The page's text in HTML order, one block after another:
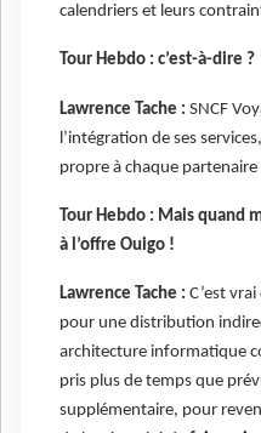
calendriers et leurs
Tour Hebdo : c’est-à-dire ?
Lawrence Tache : SNCF
l’intégration de ses
propre à chaque
Tour Hebdo : Mais quand
à l’offre Ouigo !
Lawrence Tache : C’est
pour une distribution
architecture informatique
pris plus de temps que
supplémentaire, pour